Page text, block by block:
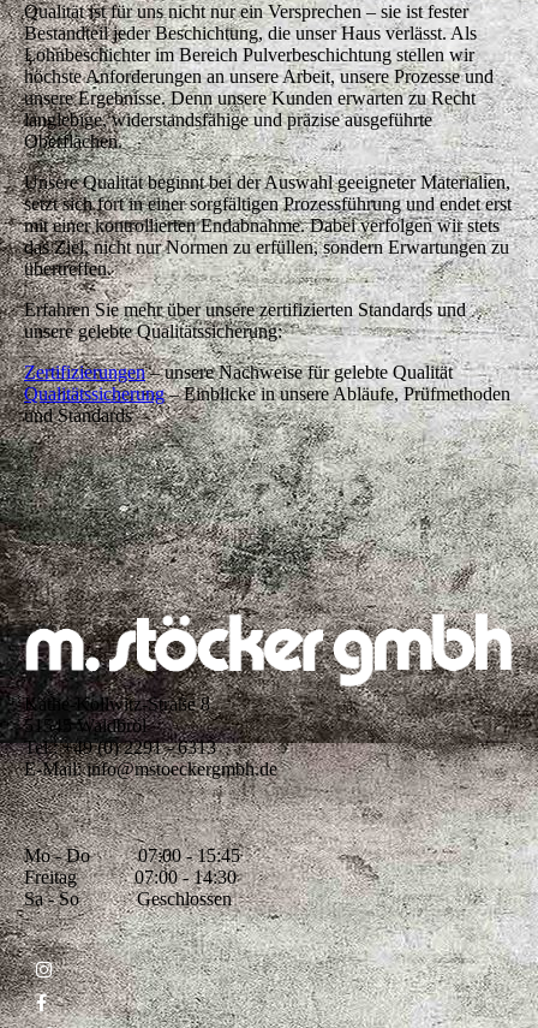
Qualität ist für uns nicht nur ein Versprechen – sie ist fester
Bestandteil jeder Beschichtung, die unser Haus verlässt. Als
Lohnbeschichter im Bereich Pulverbeschichtung stellen wir
höchste Anforderungen an unsere Arbeit, unsere Prozesse und
unsere Ergebnisse. Denn unsere Kunden erwarten zu Recht
langlebige, widerstandsfähige und präzise ausgeführte
Oberflächen.
Unsere Qualität beginnt bei der Auswahl geeigneter Materialien,
setzt sich fort in einer sorgfältigen Prozessführung und endet erst
mit einer kontrollierten Endabnahme. Dabei verfolgen wir stets
das Ziel, nicht nur Normen zu erfüllen, sondern Erwartungen zu
übertreffen.
Erfahren Sie mehr über unsere zertifizierten Standards und
unsere gelebte Qualitätssicherung:
Zertifizierungen– unsere Nachweise für gelebte Qualität
Qualitätssicherung– Einblicke in unsere Abläufe, Prüfmethoden
und Standards
Käthe-Kollwitz-Straße 8
51545 Waldbröl
Tel.: +49 (0) 2291 - 6313
E-Mail: info@mstoeckergmbh.de
Mo - Do 07:00 - 15:45
Freitag 07:00 - 14:30
Sa - So Geschlossen